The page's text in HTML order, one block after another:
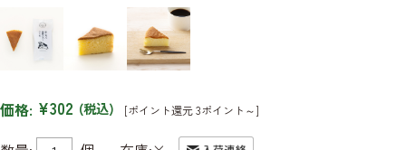
価格: ¥302 (税込) [ポイント還元 3ポイント～]